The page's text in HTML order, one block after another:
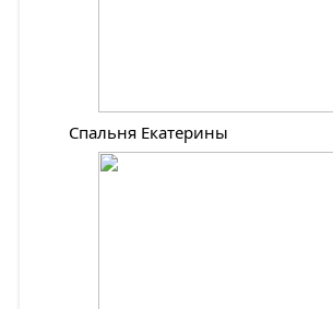
Спальня Екатерины